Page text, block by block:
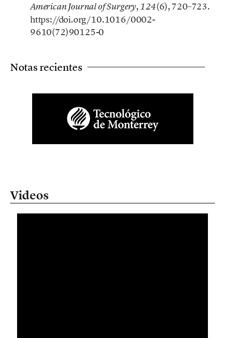
American Journal of Surgery,124(6), 720–723.
https://doi.org/10.1016/0002-
9610(72)90125-0
Notas recientes
Videos